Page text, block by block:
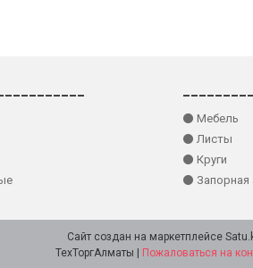
⚫ Мебель
⚫ Листы
⚫ Круги
⚫ Запорная
Сайт создан на маркетплейсе
Пожаловаться на